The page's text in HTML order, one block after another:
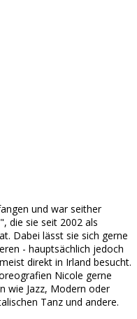
und war seither
die sie seit 2002 als
Dabei lässt sie sich gerne
- hauptsächlich jedoch
direkt in Irland besucht.
Nicole gerne
wie Jazz, Modern oder
Tanz und andere.